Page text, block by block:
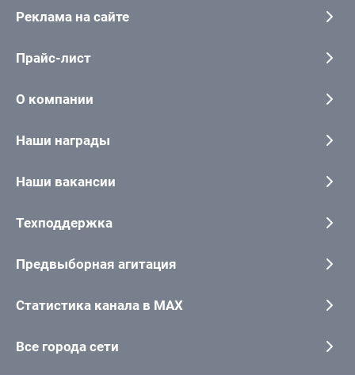
Реклама на сайте
Прайс-лист
О компании
Наши награды
Наши вакансии
Техподдержка
Предвыборная агитация
Статистика канала в MAX
Все города сети